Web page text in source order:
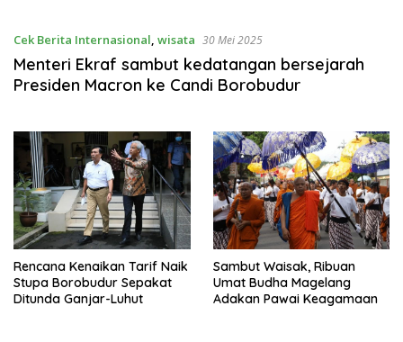
Cek Berita Internasional, wisata 30 Mei 2025
Menteri Ekraf sambut kedatangan bersejarah
Presiden Macron ke Candi Borobudur
Rencana Kenaikan Tarif Naik
Stupa Borobudur Sepakat
Ditunda Ganjar-Luhut
Sambut Waisak, Ribuan
Umat Budha Magelang
Adakan Pawai Keagamaan